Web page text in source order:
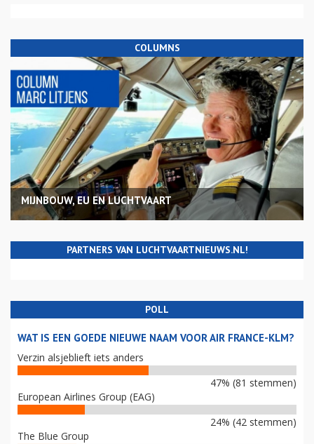
COLUMNS
MIJNBOUW, EU EN LUCHTVAART
PARTNERS VAN LUCHTVAARTNIEUWS.NL!
POLL
WAT IS EEN GOEDE NIEUWE NAAM VOOR AIR FRANCE-KLM?
Verzin alsjeblieft iets anders
47% (81 stemmen)
European Airlines Group (EAG)
24% (42 stemmen)
The Blue Group